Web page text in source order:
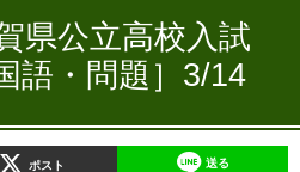
由研究教材（中学生向け）
県公立高校入試
語・問題］3/14
ポスト 送る